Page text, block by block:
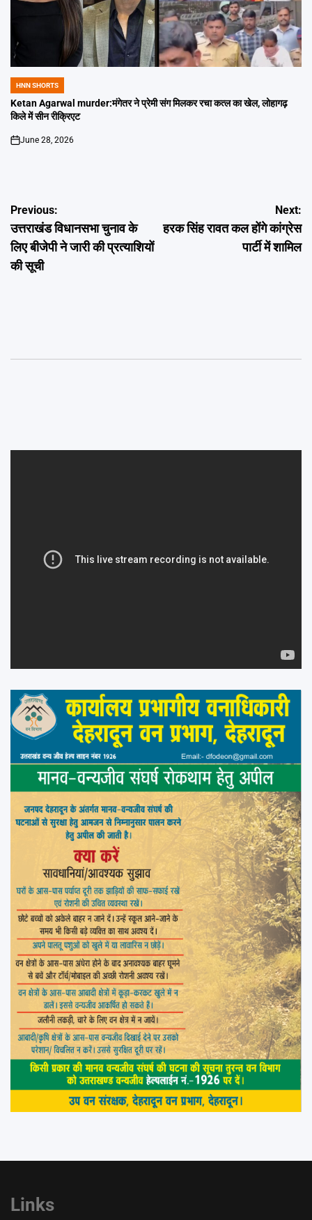
POSTED
IN
HNN SHORTS
Ketan Agarwal murder:मंगेतर ने प्रेमी संग मिलकर रचा कत्ल का खेल, लोहागढ़
किले में सीन रीक्रिएट
on
June 28, 2026
Post
navigation
Previous:
उत्तराखंड विधानसभा चुनाव के
लिए बीजेपी ने जारी की प्रत्याशियों
की सूची
Next:
हरक सिंह रावत कल होंगे कांग्रेस
पार्टी में शामिल
Links